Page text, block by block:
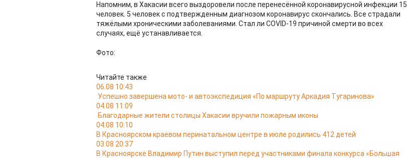
Напомним, в Хакасии всего выздоровели после перенесённой коронавирусной инфекции 15
человек. 5 человек с подтвержденным диагнозом коронавирус скончались. Все страдали
тяжёлыми хроническими заболеваниями. Стал ли COVID-19 причиной смерти во всех
случаях, ещё устанавливается.
Фото:
Читайте также
06.08 10:43
Успешно завершена мото- и автоэкспедиция «По маршруту Аркадия Тугаринова»
04.08 11:09
Благодарные жители столицы Хакасии вручили пожарным иконы
04.08 10:10
В Красноярском краевом перинатальном центре в июле родились 412 детей
03.08 20:37
В Красноярске Владимир Путин выступил перед участниками финала конкурса «Большая